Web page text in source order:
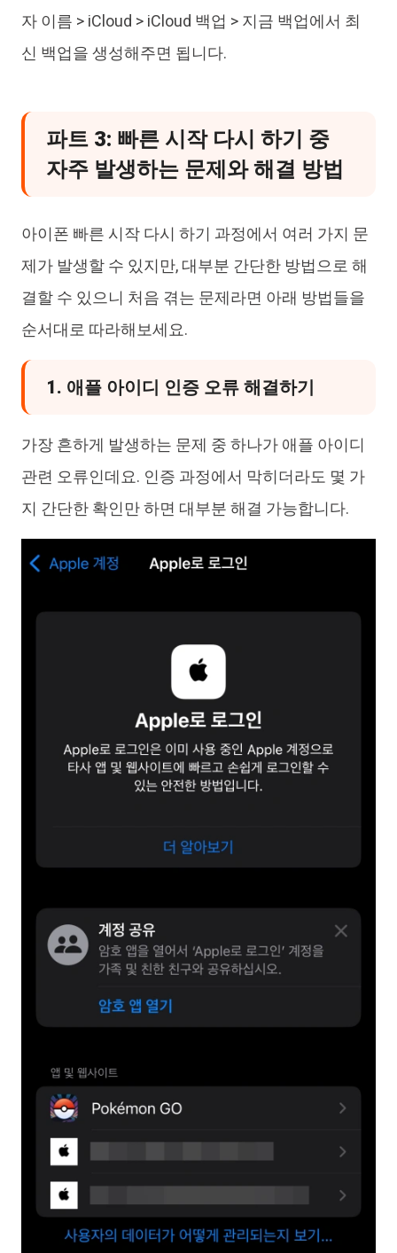
자 이름 > iCloud > iCloud 백업 > 지금 백업에서 최
신 백업을 생성해주면 됩니다.
파트 3: 빠른 시작 다시 하기 중
자주 발생하는 문제와 해결 방법
아이폰 빠른 시작 다시 하기 과정에서 여러 가지 문
제가 발생할 수 있지만, 대부분 간단한 방법으로 해
결할 수 있으니 처음 겪는 문제라면 아래 방법들을
순서대로 따라해보세요.
1. 애플 아이디 인증 오류 해결하기
가장 흔하게 발생하는 문제 중 하나가 애플 아이디
관련 오류인데요. 인증 과정에서 막히더라도 몇 가
지 간단한 확인만 하면 대부분 해결 가능합니다.